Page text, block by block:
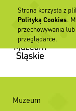
Muzeum
Strona korzysta z
Polityką Cookies.
przechowywania
przeglądarce.